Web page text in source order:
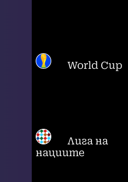
World Cup
Лига на
нациите